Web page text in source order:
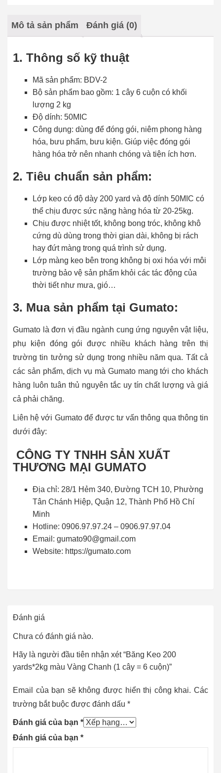
Mô tả sản phẩm Đánh giá (0)
1. Thông số kỹ thuật
Mã sản phẩm: BDV-2
Bộ sản phẩm bao gồm: 1 cây 6 cuộn có khối
lượng 2 kg
Độ dính: 50MIC
Công dụng: dùng để đóng gói, niêm phong hàng
hóa, bưu phẩm, bưu kiện. Giúp việc đóng gói
hàng hóa trở nên nhanh chóng và tiện ích hơn.
2. Tiêu chuẩn sản phẩm:
Lớp keo có độ dày 200 yard và độ dính 50MIC có
thể chịu được sức nặng hàng hóa từ 20-25kg.
Chịu được nhiệt tốt, không bong tróc, không khô
cứng dù dùng trong thời gian dài, không bị rách
hay đứt màng trong quá trình sử dụng.
Lớp màng keo bên trong không bị oxi hóa với môi
trường bảo vệ sản phẩm khỏi các tác động của
thời tiết như mưa, gió…
3. Mua sản phẩm tại Gumato:
Gumato là đơn vị đầu ngành cung ứng nguyên vật liệu,
phụ kiện đóng gói được nhiều khách hàng trên thị
trường tin tưởng sử dụng trong nhiều năm qua. Tất cả
các sản phẩm, dịch vụ mà Gumato mang tới cho khách
hàng luôn tuân thủ nguyên tắc uy tín chất lượng và giá
cả phải chăng.
Liên hệ với Gumato để được tư vấn thông qua thông tin
dưới đây:
CÔNG TY TNHH SẢN XUẤT
THƯƠNG MẠI GUMATO
Địa chỉ: 28/1 Hẻm 340, Đường TCH 10, Phường
Tân Chánh Hiệp, Quận 12, Thành Phố Hồ Chí
Minh
Hotline: 0906.97.97.24 – 0906.97.97.04
Email: gumato90@gmail.com
Website: https://gumato.com
Đánh giá
Chưa có đánh giá nào.
Hãy là người đầu tiên nhận xét “Băng Keo 200
yards*2kg màu Vàng Chanh (1 cây = 6 cuộn)”
Email của bạn sẽ không được hiển thị công khai. Các
trường bắt buộc được đánh dấu *
Đánh giá của bạn *
Đánh giá của bạn *